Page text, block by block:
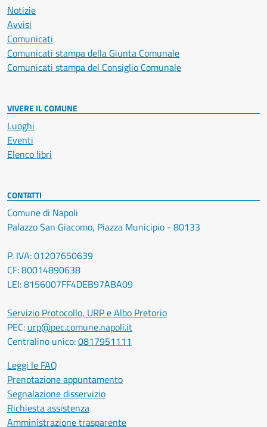
Notizie
Avvisi
Comunicati
Comunicati stampa della Giunta Comunale
Comunicati stampa del Consiglio Comunale
VIVERE IL COMUNE
Luoghi
Eventi
Elenco libri
CONTATTI
Comune di Napoli
Palazzo San Giacomo, Piazza Municipio - 80133
P. IVA: 01207650639
CF: 80014890638
LEI: 8156007FF4DEB97ABA09
Servizio Protocollo, URP e Albo Pretorio
PEC: urp@pec.comune.napoli.it
Centralino unico:0817951111
Leggi le FAQ
Prenotazione appuntamento
Segnalazione disservizio
Richiesta assistenza
Amministrazione trasparente